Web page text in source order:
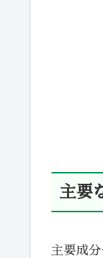
主要
主要成